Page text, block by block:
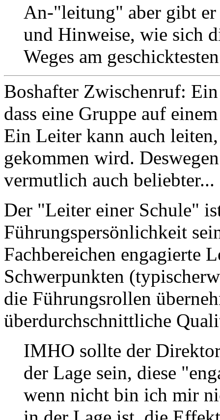
An-"leitung" aber gibt
und Hinweise, wie sich
Weges am
Boshafter Zwischenruf:
dass eine Gruppe auf
Ein Leiter kann auch
gekommen wird.
vermutlich auch beliebter...
Der "Leiter einer Schule"
Führungspersönlichkeit
Fachbereichen engagierte
Schwerpunkten
die Führungsrollen
überdurchschnittliche
IMHO sollte der
der Lage sein, diese
wenn nicht bin ich mir